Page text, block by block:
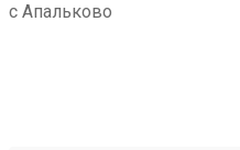
с Апальково